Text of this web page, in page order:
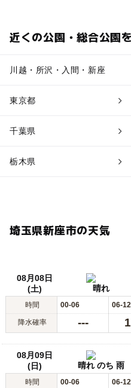
近くの公園・総合公園
川越・所沢・入間・新座
東京都
千葉県
栃木県
埼玉県新座市の天気
08月08日
(土)
晴れ
時間 00-06 06-12
降水確率 ---
08月09日
(日)
晴れ のち 雨
時間 00-06 06-12